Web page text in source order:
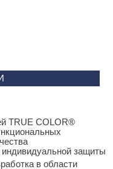
TRUE COLOR®
защиты
в области